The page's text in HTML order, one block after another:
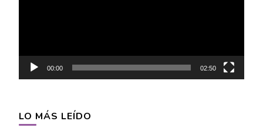
00:00 02:50
LO MÁS LEÍDO